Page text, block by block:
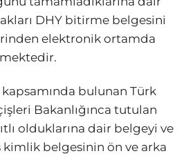
DHY bitirme belgesini
elektronik ortamda
kapsamında bulunan Türk
Bakanlığınca tutulan
olduklarına dair belgeyi ve
kimlik belgesinin ön ve arka